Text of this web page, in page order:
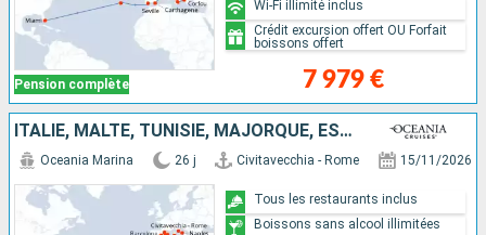
Pension complète 7 979 €
Wi-Fi illimité inclus
Crédit excursion offert OU Forfait
boissons offert
ITALIE, MALTE, TUNISIE, MAJORQUE, ESPAGNE, PORTUGAL, PORTO RICO, RÉPUBLIQUE DOMINICAINE, ÉTATS-UNIS
Oceania Marina 26 j Civitavecchia - Rome 15/11/2026
Tous les restaurants inclus
Boissons sans alcool illimitées